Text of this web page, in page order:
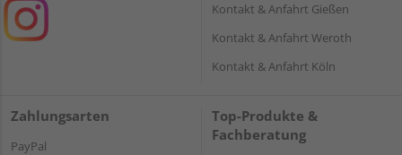
Kontakt & Anfahrt Gießen
Kontakt & Anfahrt Weroth
Kontakt & Anfahrt Köln
Zahlungsarten
PayPal
Top-Produkte &
Fachberatung